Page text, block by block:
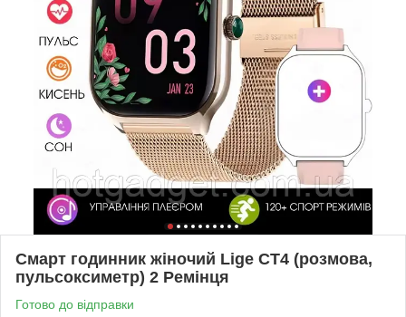
Смарт годинник жіночий Lige CT4 (розмова,
пульсоксиметр) 2 Ремінця
Готово до відправки